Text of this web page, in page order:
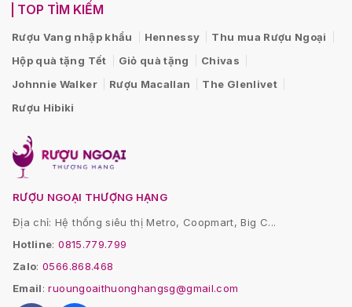
TOP TÌM KIẾM
Rượu Vang nhập khẩu Hennessy
Thu mua Rượu Ngoại
Hộp quà tặng Tết
Giỏ quà tặng
Chivas
Johnnie Walker
Rượu Macallan
The Glenlivet
Rượu Hibiki
RƯỢU NGOẠI THƯỢNG HẠNG
Địa chỉ: Hệ thống siêu thị Metro, Coopmart, Big C...
Hotline:0815.779.799
Zalo:0566.868.468
Email:ruoungoaithuonghangsg@gmail.com